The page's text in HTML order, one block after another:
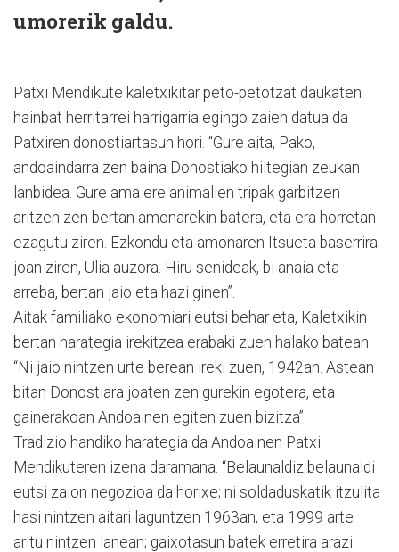
umorerik galdu.
Patxi Mendikute kaletxikitar peto-petotzat daukaten
hainbat herritarrei harrigarria egingo zaien datua da
Patxiren donostiartasun hori. “Gure aita, Pako,
andoaindarra zen baina Donostiako hiltegian zeukan
lanbidea. Gure ama ere animalien tripak garbitzen
aritzen zen bertan amonarekin batera, eta era horretan
ezagutu ziren. Ezkondu eta amonaren Itsueta baserrira
joan ziren, Ulia auzora. Hiru senideak, bi anaia eta
arreba, bertan jaio eta hazi ginen”.
Aitak familiako ekonomiari eutsi behar eta, Kaletxikin
bertan harategia irekitzea erabaki zuen halako batean.
“Ni jaio nintzen urte berean ireki zuen, 1942an. Astean
bitan Donostiara joaten zen gurekin egotera, eta
gainerakoan Andoainen egiten zuen bizitza”.
Tradizio handiko harategia da Andoainen Patxi
Mendikuteren izena daramana. “Belaunaldiz belaunaldi
eutsi zaion negozioa da horixe; ni soldaduskatik itzulita
hasi nintzen aitari laguntzen 1963an, eta 1999 arte
aritu nintzen lanean; gaixotasun batek erretira arazi